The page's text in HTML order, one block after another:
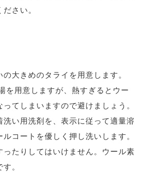
さい。
大きめのタライを用意します。
用意しますが、熱すぎるとウー
てしまいますので避けましょう。
い用洗剤を、表示に従って適量溶
コートを優しく押し洗いします。
ったりしてはいけません。ウール素
。